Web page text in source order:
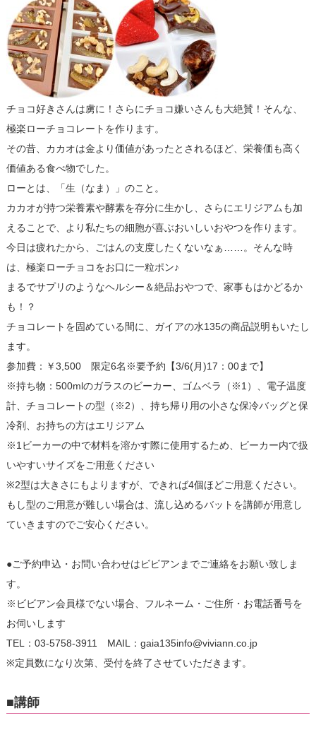
チョコ好きさんは虜に！さらにチョコ嫌いさんも大絶賛！そんな、
極楽ローチョコレートを作ります。
その昔、カカオは金より価値があったとされるほど、栄養価も高く
価値ある食べ物でした。
ローとは、「生（なま）」のこと。
カカオが持つ栄養素や酵素を存分に生かし、さらにエリジアムも加
えることで、より私たちの細胞が喜ぶおいしいおやつを作ります。
今日は疲れたから、ごはんの支度したくないなぁ……。そんな時
は、極楽ローチョコをお口に一粒ポン♪
まるでサプリのようなヘルシー＆絶品おやつで、家事もはかどるか
も！？
チョコレートを固めている間に、ガイアの水135の商品説明もいたし
ます。
参加費：￥3,500 限定6名※要予約【3/6(月)17：00まで】
※持ち物：500mlのガラスのビーカー、ゴムベラ（※1）、電子温度
計、チョコレートの型（※2）、持ち帰り用の小さな保冷バッグと保
冷剤、お持ちの方はエリジアム
※1ビーカーの中で材料を溶かす際に使用するため、ビーカー内で扱
いやすいサイズをご用意ください
※2型は大きさにもよりますが、できれば4個ほどご用意ください。
もし型のご用意が難しい場合は、流し込めるバットを講師が用意し
ていきますのでご安心ください。
●ご予約申込・お問い合わせはビビアンまでご連絡をお願い致しま
す。
※ビビアン会員様でない場合、フルネーム・ご住所・お電話番号を
お伺いします
TEL：03-5758-3911 MAIL：gaia135info@viviann.co.jp
※定員数になり次第、受付を終了させていただきます。
■講師